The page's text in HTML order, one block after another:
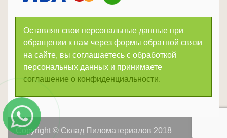
Оставляя свои персональные данные при
обращении к нам через формы обратной связи
на сайте, вы соглашаетесь с обработкой
персональных данных и принимаете
соглашение о конфиденциальности.
Copyright © Склад Пиломатериалов 2018